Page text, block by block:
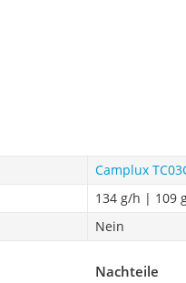
Camplux
134 g/h | 109
Nein
Nachteile